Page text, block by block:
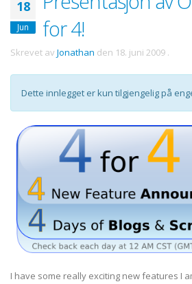
18
Jun
for 4!
Skrevet av Jonathan den 18. juni 2009 .
Dette innlegget er kun tilgjengelig på
I have some really exciting new features I